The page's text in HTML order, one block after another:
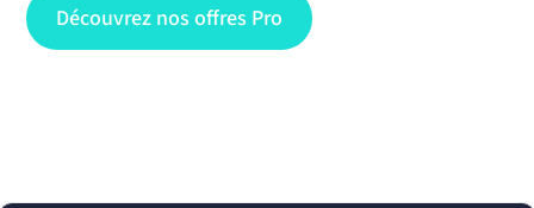
Découvrez nos offres Pro